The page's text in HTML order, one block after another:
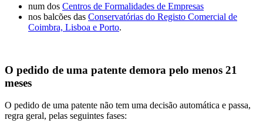
num dos Centros de Formalidades de Empresas
nos balcões das Conservatórias do Registo Comercial de
Coimbra, Lisboa e Porto.
O pedido de uma patente demora pelo menos 21
meses
O pedido de uma patente não tem uma decisão automática e passa,
regra geral, pelas seguintes fases: